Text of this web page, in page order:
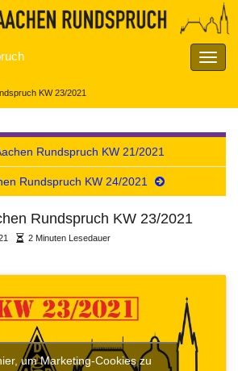
KW 23/2021
Rundspruch KW 21/2021
Rundspruch KW 24/2021
Rundspruch KW 23/2021
2 Minuten Lesedauer
um Marketing-Cookies zu